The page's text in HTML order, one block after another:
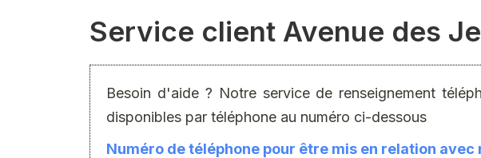
Service client Avenue des
Besoin d'aide ? Notre service de renseignement
disponibles par téléphone au numéro ci-dessous
Numéro de téléphone pour être mis en relation avec